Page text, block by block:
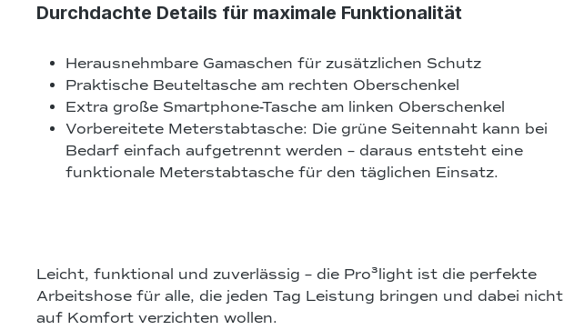
Durchdachte Details für maximale Funktionalität
Herausnehmbare Gamaschen für zusätzlichen Schutz
Praktische Beuteltasche am rechten Oberschenkel
Extra große Smartphone-Tasche am linken Oberschenkel
Vorbereitete Meterstabtasche: Die grüne Seitennaht kann bei
Bedarf einfach aufgetrennt werden – daraus entsteht eine
funktionale Meterstabtasche für den täglichen Einsatz.
Leicht, funktional und zuverlässig – die Pro³light ist die perfekte
Arbeitshose für alle, die jeden Tag Leistung bringen und dabei nicht
auf Komfort verzichten wollen.